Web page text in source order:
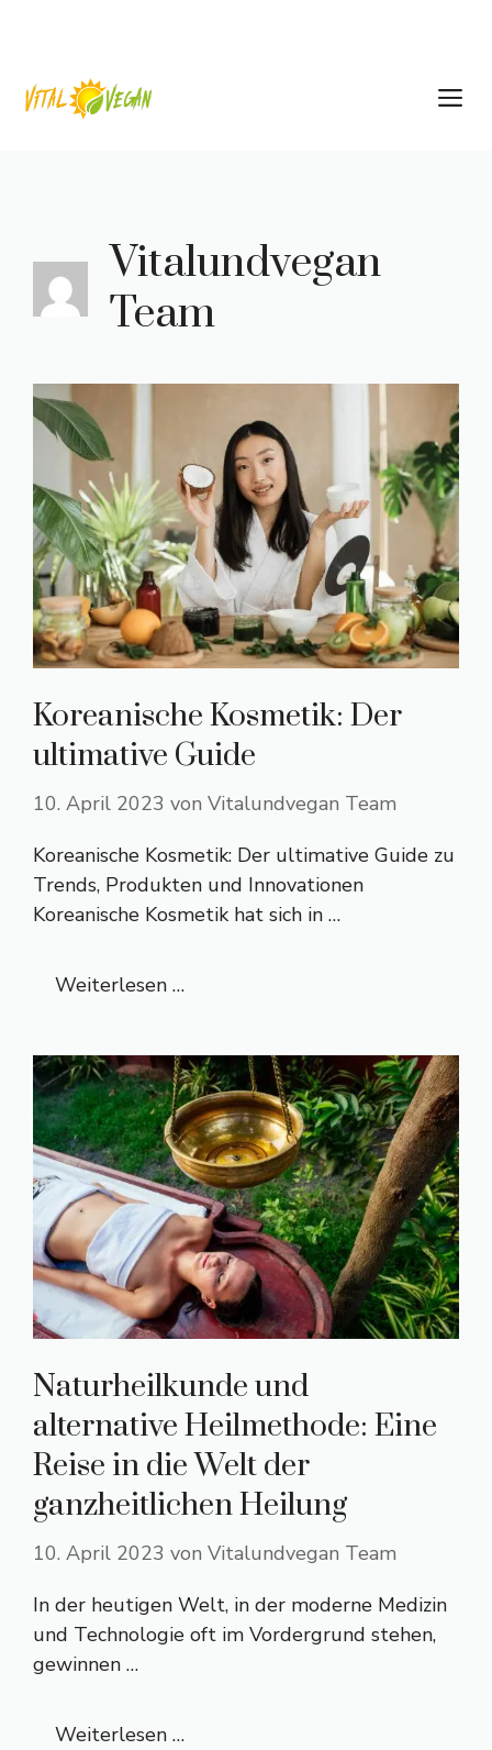
Vitalundvegan
Team
Koreanische Kosmetik: Der
ultimative Guide
10. April 2023 von Vitalundvegan Team
Koreanische Kosmetik: Der ultimative Guide zu
Trends, Produkten und Innovationen
Koreanische Kosmetik hat sich in …
Weiterlesen …
Naturheilkunde und
alternative Heilmethode: Eine
Reise in die Welt der
ganzheitlichen Heilung
10. April 2023 von Vitalundvegan Team
In der heutigen Welt, in der moderne Medizin
und Technologie oft im Vordergrund stehen,
gewinnen …
Weiterlesen …